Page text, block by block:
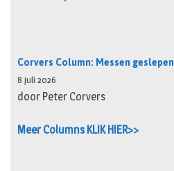
Corvers Column: Messen geslepen
8 juli 2026
door Peter Corvers
Meer Columns KLIK HIER>>